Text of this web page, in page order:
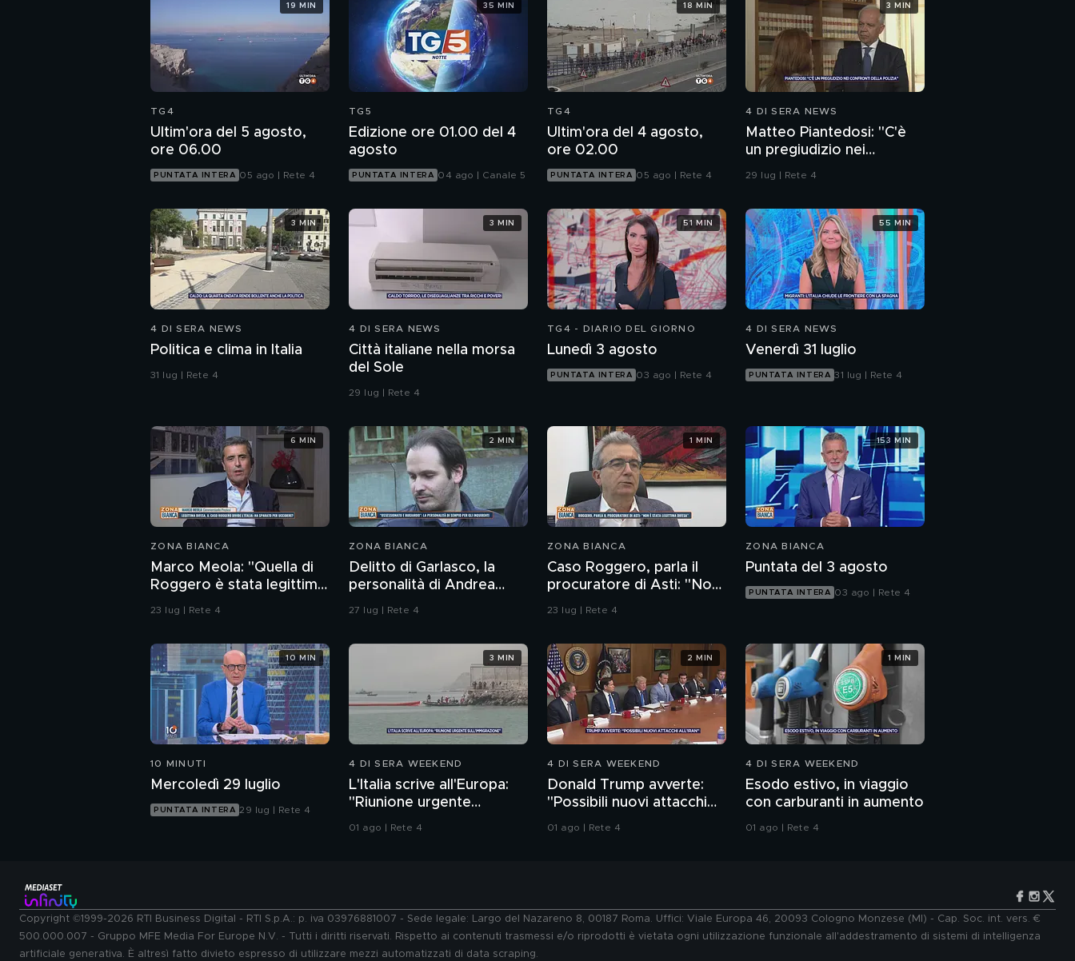
TG4
Ultim'ora del 5 agosto,
ore 06.00
PUNTATA INTERA 05 ago | Rete 4
19 MIN
TG5
Edizione ore 01.00 del 4
agosto
PUNTATA INTERA 04 ago | Canale 5
35 MIN
TG4
Ultim'ora del 4 agosto,
ore 02.00
PUNTATA INTERA 05 ago | Rete 4
18 MIN
4 DI SERA NEWS
Matteo Piantedosi: "C'è
un pregiudizio nei
confronti della polizia"
29 lug | Rete 4
3 MIN
4 DI SERA NEWS
Politica e clima in Italia
31 lug | Rete 4
3 MIN
4 DI SERA NEWS
Città italiane nella morsa
del Sole
29 lug | Rete 4
3 MIN
TG4 - DIARIO DEL GIORNO
Lunedì 3 agosto
PUNTATA INTERA 03 ago | Rete 4
51 MIN
4 DI SERA NEWS
Venerdì 31 luglio
PUNTATA INTERA 31 lug | Rete 4
55 MIN
ZONA BIANCA
Marco Meola: "Quella di
Roggero è stata legittima
difesa"
23 lug | Rete 4
6 MIN
ZONA BIANCA
Delitto di Garlasco, la
personalità di Andrea
Sempio per gli inquirenti:
27 lug | Rete 4
2 MIN
ZONA BIANCA
Caso Roggero, parla il
procuratore di Asti: "Non
è stata legittima difesa"
23 lug | Rete 4
1 MIN
ZONA BIANCA
Puntata del 3 agosto
PUNTATA INTERA 03 ago | Rete 4
153 MIN
10 MINUTI
Mercoledì 29 luglio
PUNTATA INTERA 29 lug | Rete 4
10 MIN
4 DI SERA WEEKEND
L'Italia scrive all'Europa:
"Riunione urgente
sull'immigrazione"
01 ago | Rete 4
3 MIN
4 DI SERA WEEKEND
Donald Trump avverte:
"Possibili nuovi attacchi
all'Iran"
01 ago | Rete 4
2 MIN
4 DI SERA WEEKEND
Esodo estivo, in viaggio
con carburanti in aumento
01 ago | Rete 4
1 MIN
Copyright ©1999-2026 RTI Business Digital - RTI S.p.A.: p. iva 03976881007 - Sede legale: Largo del Nazareno 8, 00187 Roma. Uffici: Viale Europa 46, 20093 Cologno Monzese (MI) - Cap. Soc. int. vers. €
500.000.007 - Gruppo MFE Media For Europe N.V. - Tutti i diritti riservati. Rispetto ai contenuti trasmessi e/o riprodotti è vietata ogni utilizzazione funzionale all'addestramento di sistemi di intelligenza
artificiale generativa. È altresì fatto divieto espresso di utilizzare mezzi automatizzati di data scraping.